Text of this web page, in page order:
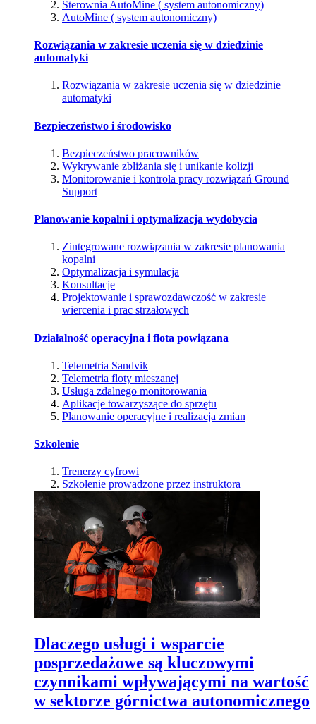
Sterownia AutoMine ( system autonomiczny)
AutoMine ( system autonomiczny)
Rozwiązania w zakresie uczenia się w dziedzinie
automatyki
Rozwiązania w zakresie uczenia się w dziedzinie
automatyki
Bezpieczeństwo i środowisko
Bezpieczeństwo pracowników
Wykrywanie zbliżania się i unikanie kolizji
Monitorowanie i kontrola pracy rozwiązań Ground
Support
Planowanie kopalni i optymalizacja wydobycia
Zintegrowane rozwiązania w zakresie planowania
kopalni
Optymalizacja i symulacja
Konsultacje
Projektowanie i sprawozdawczość w zakresie
wiercenia i prac strzałowych
Działalność operacyjna i flota powiązana
Telemetria Sandvik
Telemetria floty mieszanej
Usługa zdalnego monitorowania
Aplikacje towarzyszące do sprzętu
Planowanie operacyjne i realizacja zmian
Szkolenie
Trenerzy cyfrowi
Szkolenie prowadzone przez instruktora
Dlaczego usługi i wsparcie
posprzedażowe są kluczowymi
czynnikami wpływającymi na wartość
w sektorze górnictwa autonomicznego